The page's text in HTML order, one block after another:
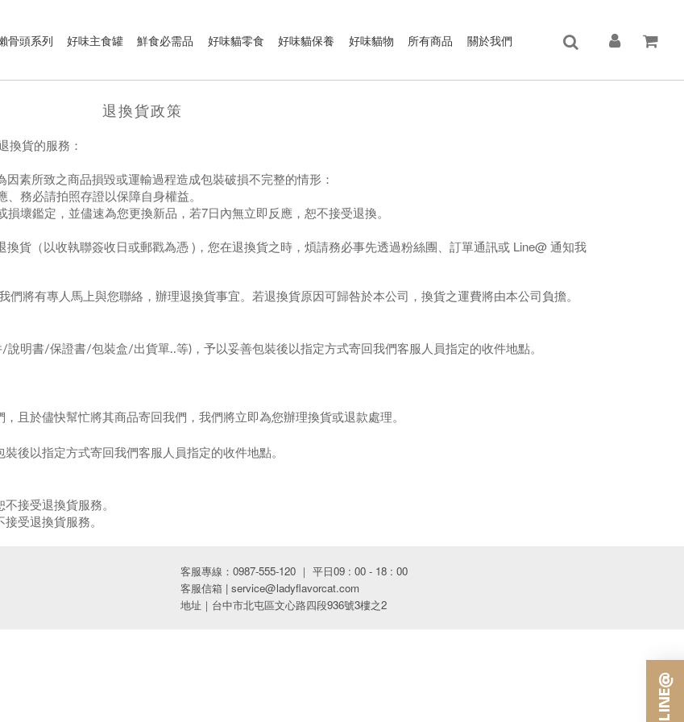
骨頭系列 好味主食罐 鮮食必需品 好味貓零食 好味貓保養 好味貓物 所有商品 關於我們
退換貨政策
換貨的服務：
素所致之商品損毀或運輸過程造成包裝破損不完整的情形：
務必請拍照存證以保障自身權益。
損壞鑑定，並儘速為您更換新品，若7日內無立即反應，恕不接受退換。
貨（以收執聯簽收日或郵戳為憑 )，您在退換貨之時，煩請務必事先透過粉絲團、訂單通訊或 Line@ 通知我
將有專人馬上與您聯絡，辦理退換貨事宜。若退換貨原因可歸咎於本公司，換貨之運費將由本公司負擔。
明書/保證書/包裝盒/出貨單..等)，予以妥善包裝後以指定方式寄回我們客服人員指定的收件地點。
且於儘快幫忙將其商品寄回我們，我們將立即為您辦理換貨或退款處理。
後以指定方式寄回我們客服人員指定的收件地點。
接受退換貨服務。
受退換貨服務。
客服專線：0987-555-120 ｜ 平日09 : 00 - 18 : 00
客服信箱 | service@ladyflavorcat.com
地址｜台中市北屯區文心路四段936號3樓之2